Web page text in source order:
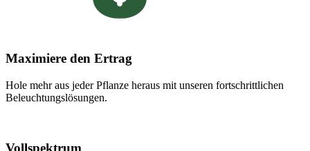
Maximiere den Ertrag
Hole mehr aus jeder Pflanze heraus mit unseren fortschrittlichen
Beleuchtungslösungen.
Vollspektrum